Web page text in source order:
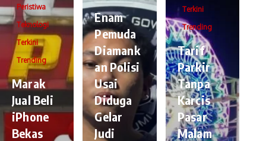
Peristiwa
Teknologi
Terkini
Trending
​Marak
Jual Beli
iPhone
Bekas
Enam
Pemuda
Diamank
an Polisi
Usai
Diduga
Gelar
Judi
Terkini
Trending
Tarif
Parkir
Tanpa
Karcis
Pasar
Malam